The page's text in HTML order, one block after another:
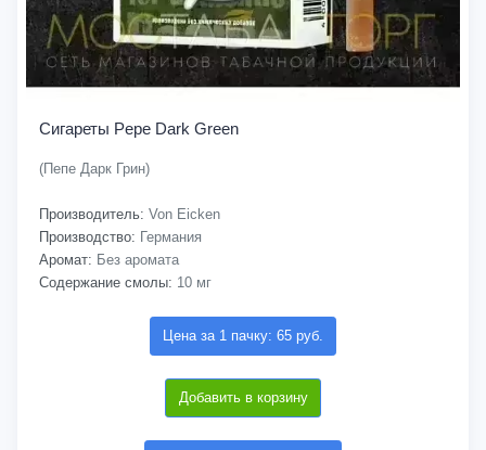
Сигареты Pepe Dark Green
(Пепе Дарк Грин)
Производитель: Von Eicken
Производство: Германия
Аромат: Без аромата
Содержание смолы: 10 мг
Цена за 1 пачку: 65 руб.
Добавить в корзину